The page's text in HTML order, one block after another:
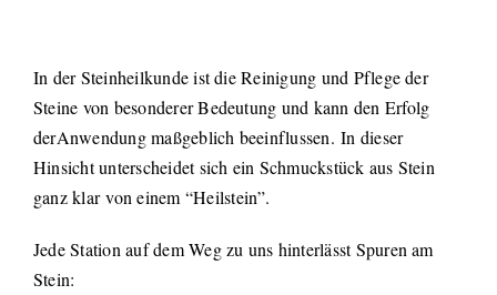
In der Steinheilkunde ist die Reinigung und Pflege der
Steine von besonderer Bedeutung und kann den Erfolg
derAnwendung maßgeblich beeinflussen. In dieser
Hinsicht unterscheidet sich ein Schmuckstück aus Stein
ganz klar von einem “Heilstein”.
Jede Station auf dem Weg zu uns hinterlässt Spuren am
Stein: